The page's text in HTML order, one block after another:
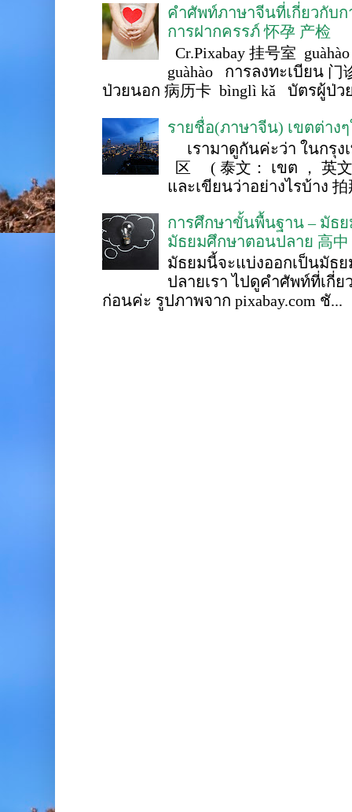
คำศัพท์ภาษาจีนที่เกี่ยวกับ
การฝากครรภ์ 怀孕 产检
Cr.Pixabay 挂号室
guàhào การลงทะเบียน 门
ป่วยนอก 病历卡 bìnglì kǎ บัตรผู้ป่ว
รายชื่อ(ภาษาจีน) เขตต่าง
เรามาดูกันค่ะว่า ในกรุง
区 ( 泰文： เขต ， 英
และเขียนว่าอย่างไรบ้าง 拍
การศึกษาขั้นพื้นฐาน – มัธ
มัธยมศึกษาตอนปลาย 高中
มัธยมนี้จะแบ่งออกเป็นมัธ
ปลายเรา ไปดูคำศัพท์ที่เกี่
ก่อนค่ะ รูปภาพจาก pixabay.com ชั...